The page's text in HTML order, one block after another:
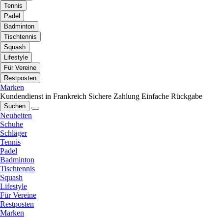
Tennis
Padel
Badminton
Tischtennis
Squash
Lifestyle
Für Vereine
Restposten
Marken
Kundendienst in Frankreich Sichere Zahlung Einfache Rückgabe
Suchen
Neuheiten
Schuhe
Schläger
Tennis
Padel
Badminton
Tischtennis
Squash
Lifestyle
Für Vereine
Restposten
Marken